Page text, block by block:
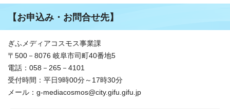
【お申込み・お問合せ先】
ぎふメディアコスモス事業課
〒500－8076 岐阜市司町40番地5
電話：058－265－4101
受付時間：平日9時00分～17時30分
メール：g-mediacosmos@city.gifu.gifu.jp